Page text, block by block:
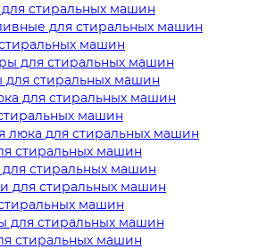
стиральных машин
для стиральных машин
машин
для стиральных машин
для стиральных машин
для стиральных машин
машин
люка для стиральных машин
стиральных машин
стиральных машин
для стиральных машин
машин
для стиральных машин
стиральных машин